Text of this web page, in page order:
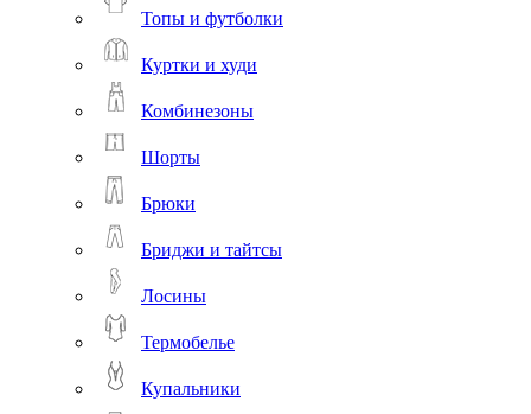
Топы и футболки
Куртки и худи
Комбинезоны
Шорты
Брюки
Бриджи и тайтсы
Лосины
Термобелье
Купальники